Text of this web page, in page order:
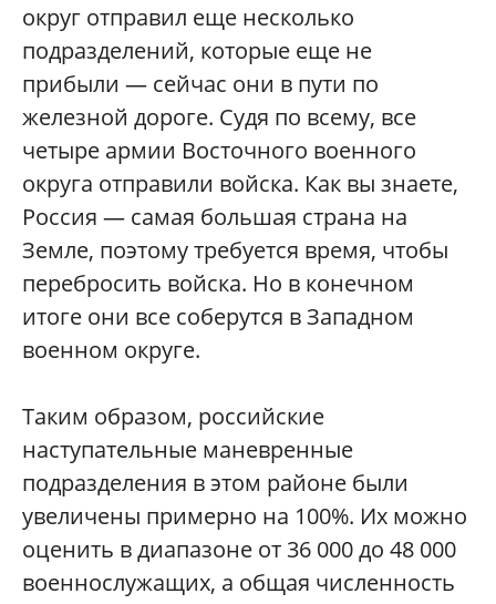
округ отправил еще несколько
подразделений, которые еще не
прибыли — сейчас они в пути по
железной дороге. Судя по всему, все
четыре армии Восточного военного
округа отправили войска. Как вы знаете,
Россия — самая большая страна на
Земле, поэтому требуется время, чтобы
перебросить войска. Но в конечном
итоге они все соберутся в Западном
военном округе.
Таким образом, российские
наступательные маневренные
подразделения в этом районе были
увеличены примерно на 100%. Их можно
оценить в диапазоне от 36 000 до 48 000
военнослужащих, а общая численность